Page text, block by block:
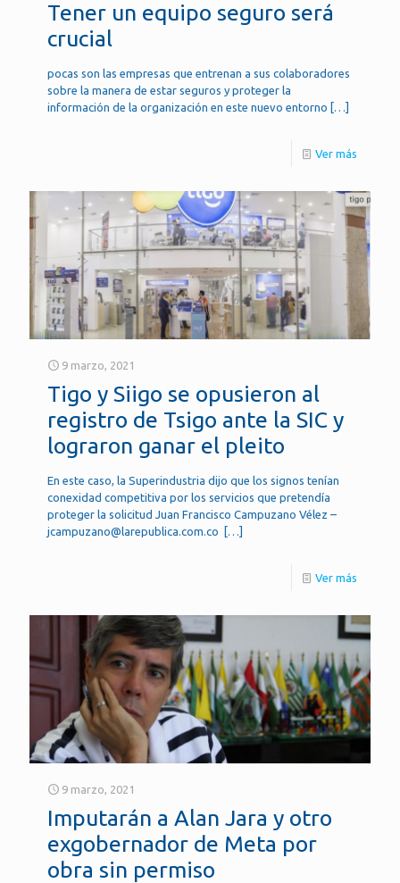
Tener un equipo seguro será
crucial
pocas son las empresas que entrenan a sus colaboradores
sobre la manera de estar seguros y proteger la
información de la organización en este nuevo entorno […]
Ver más
9 marzo, 2021
Tigo y Siigo se opusieron al
registro de Tsigo ante la SIC y
lograron ganar el pleito
En este caso, la Superindustria dijo que los signos tenían
conexidad competitiva por los servicios que pretendía
proteger la solicitud Juan Francisco Campuzano Vélez –
jcampuzano@larepublica.com.co
[…]
Ver más
9 marzo, 2021
Imputarán a Alan Jara y otro
exgobernador de Meta por
obra sin permiso